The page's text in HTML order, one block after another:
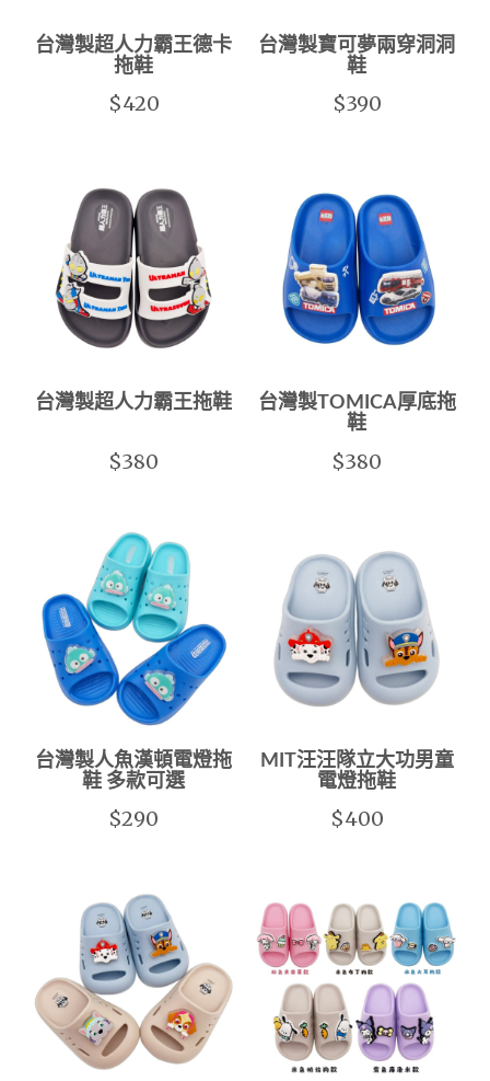
台灣製超人力霸王德卡
拖鞋
$420
台灣製寶可夢兩穿洞洞
鞋
$390
台灣製超人力霸王拖鞋
$380
台灣製TOMICA厚底拖
鞋
$380
台灣製人魚漢頓電燈拖
鞋 多款可選
$290
MIT汪汪隊立大功男童
電燈拖鞋
$400